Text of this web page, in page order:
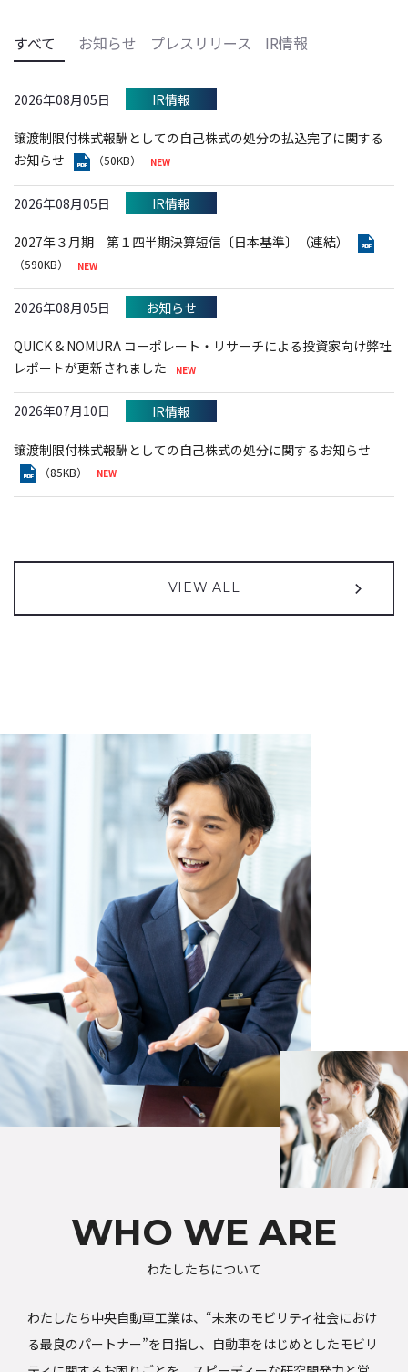
すべて お知らせ プレスリリース IR情報
2026年08月05日 IR情報
譲渡制限付株式報酬としての自己株式の処分の払込完了に関する
お知らせ
（50KB）
2026年08月05日 IR情報
2027年３月期 第１四半期決算短信〔日本基準〕（連結）
（590KB）
2026年08月05日 お知らせ
QUICK & NOMURA コーポレート・リサーチによる投資家向け弊社
レポートが更新されました
2026年07月10日 IR情報
譲渡制限付株式報酬としての自己株式の処分に関するお知らせ
（85KB）
2026年08月05日 お知らせ
2026年03月05日 お知らせ
「中央自動車工業 人権方針」の制定に関するお知らせ
2025年11月25日 お知らせ
東京オートサロン2026出展のご案内 （599KB）
2013年04月01日 プレスリリース
2026年08月05日 IR情報
（590KB）
2026年07月10日 IR情報
譲渡制限付株式報酬としての自己株式の処分に関するお知らせ
（85KB）
2026年07月01日 IR情報
コーポレート・ガバナンスに関する報告書 2026/07/01
VIEW ALL
WHO WE ARE
わたしたちについて
わたしたち中央自動車工業は、“未来のモビリティ社会におけ
る最良のパートナー”を目指し、自動車をはじめとしたモビリ